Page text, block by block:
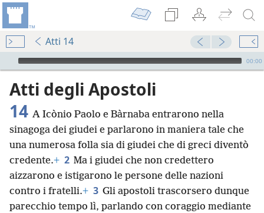
Atti 14
Audio Player
00:00
Atti degli Apostoli
14 A Icònio Paolo e Bàrnaba entrarono nella
sinagoga dei giudei e parlarono in maniera tale che
una numerosa folla sia di giudei che di greci diventò
credente.+ 2 Ma i giudei che non credettero
aizzarono e istigarono le persone delle nazioni
contro i fratelli.+ 3 Gli apostoli trascorsero dunque
parecchio tempo lì, parlando con coraggio mediante